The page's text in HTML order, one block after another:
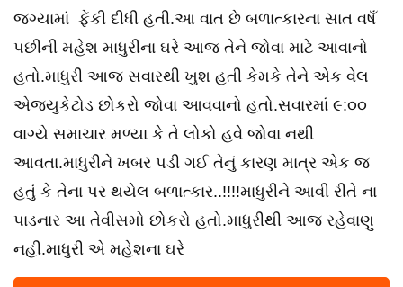
જગ્યામાં ફેંકી દીધી હતી.આ વાત છે બળાત્કારના સાત વષઁ
પછીની મહેશ માધુરીના ઘરે આજ તેને જોવા માટે આવાનો
હતો.માધુરી આજ સવારથી ખુશ હતી કેમકે તેને એક વેલ
એજયુકેટોડ છોકરો જોવા આવવાનો હતો.સવારમાં ૯:૦૦
વાગ્યે સમાચાર મળ્યા કે તે લોકો હવે જોવા નથી
આવતા.માધુરીને ખબર પડી ગઈ તેનું કારણ માત્ર એક જ
હતું કે તેના પર થયેલ બળાત્કાર..!!!!માધુરીને આવી રીતે ના
પાડનાર આ તેવીસમો છોકરો હતો.માધુરીથી આજ રહેવાણુ
નહી.માધુરી એ મહેશના ઘરે